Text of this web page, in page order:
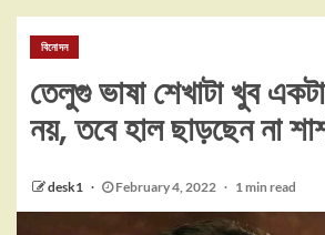
বিনোদন
তেলুগু ভাষা শেখাটা খুব
নয়, তবে হাল ছাড়ছেন না
desk1 February 4, 2022 1 min read